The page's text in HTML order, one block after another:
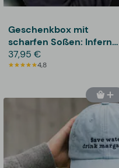
Geschenkbox mit
scharfen Soßen: Inferno
Tasting Flight –
Thoughtfully
37,95 €
4,8